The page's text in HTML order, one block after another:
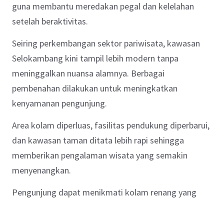
guna membantu meredakan pegal dan kelelahan
setelah beraktivitas.
Seiring perkembangan sektor pariwisata, kawasan
Selokambang kini tampil lebih modern tanpa
meninggalkan nuansa alamnya. Berbagai
pembenahan dilakukan untuk meningkatkan
kenyamanan pengunjung.
Area kolam diperluas, fasilitas pendukung diperbarui,
dan kawasan taman ditata lebih rapi sehingga
memberikan pengalaman wisata yang semakin
menyenangkan.
Pengunjung dapat menikmati kolam renang yang